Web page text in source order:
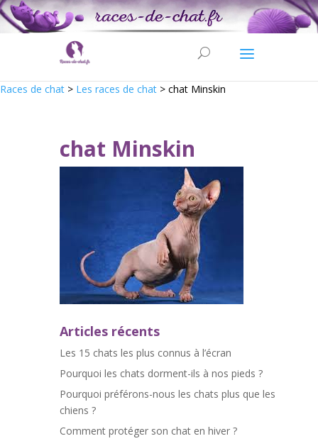
Races de chat > Les races de chat > chat Minskin
chat Minskin
Articles récents
Les 15 chats les plus connus à l’écran
Pourquoi les chats dorment-ils à nos pieds ?
Pourquoi préférons-nous les chats plus que les
chiens ?
Comment protéger son chat en hiver ?